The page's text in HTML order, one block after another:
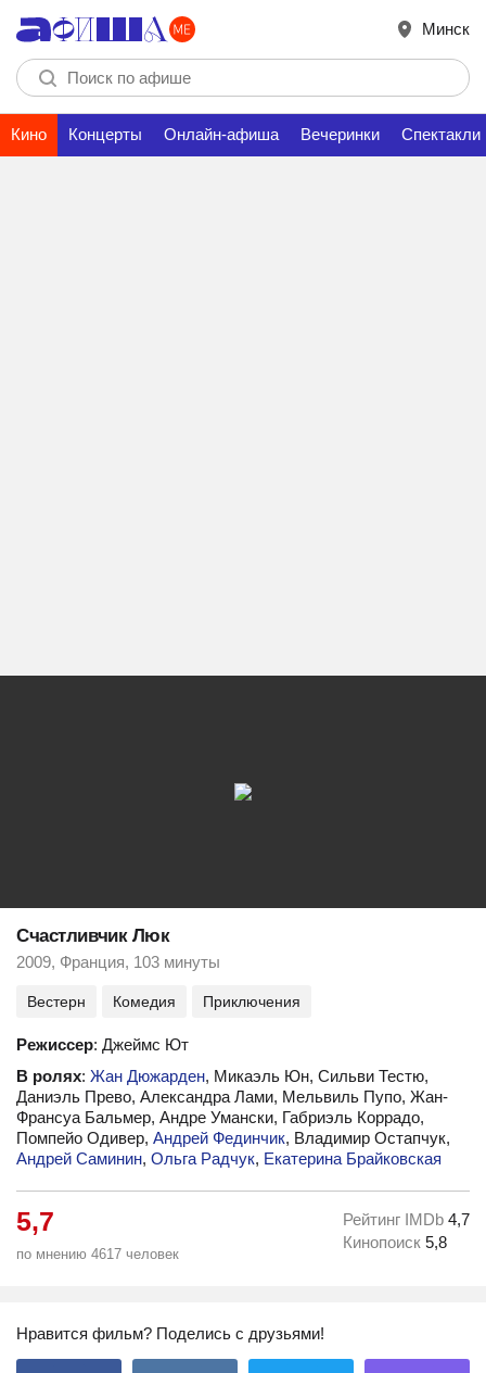
Минск
Кино Концерты Онлайн-афиша Вечеринки Спектакли
Счастливчик Люк
2009, Франция, 103 минуты
Вестерн Комедия Приключения
Режиссер: Джеймс Ют
В ролях: Жан Дюжарден, Микаэль Юн, Сильви Тестю,
Даниэль Прево, Александра Лами, Мельвиль Пупо, Жан-
Франсуа Бальмер, Андре Умански, Габриэль Коррадо,
Помпейо Одивер, Андрей Фединчик, Владимир Остапчук,
Андрей Саминин, Ольга Радчук, Екатерина Брайковская
5,7
по мнению 4617 человек
Рейтинг IMDb 4,7
Кинопоиск 5,8
Нравится фильм? Поделись с друзьями!